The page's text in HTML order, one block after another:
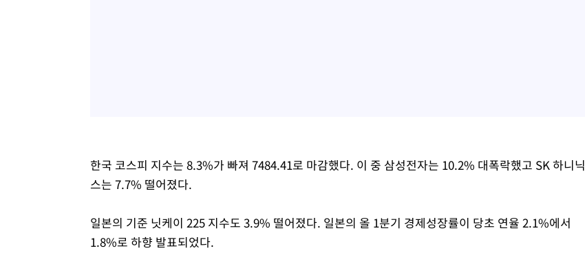
한국 코스피 지수는 8.3%가 빠져 7484.41로 마감했다. 이 중 삼성전자는 10.2% 대폭락했고 SK 하니닉
스는 7.7% 떨어졌다.
일본의 기준 닛케이 225 지수도 3.9% 떨어졌다. 일본의 올 1분기 경제성장률이 당초 연율 2.1%에서
1.8%로 하향 발표되었다.